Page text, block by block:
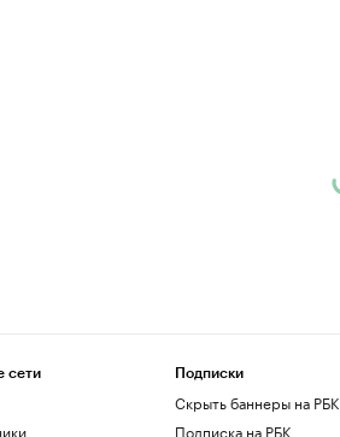
сети Подписки
Скрыть баннеры на РБК
Подписка на РБК